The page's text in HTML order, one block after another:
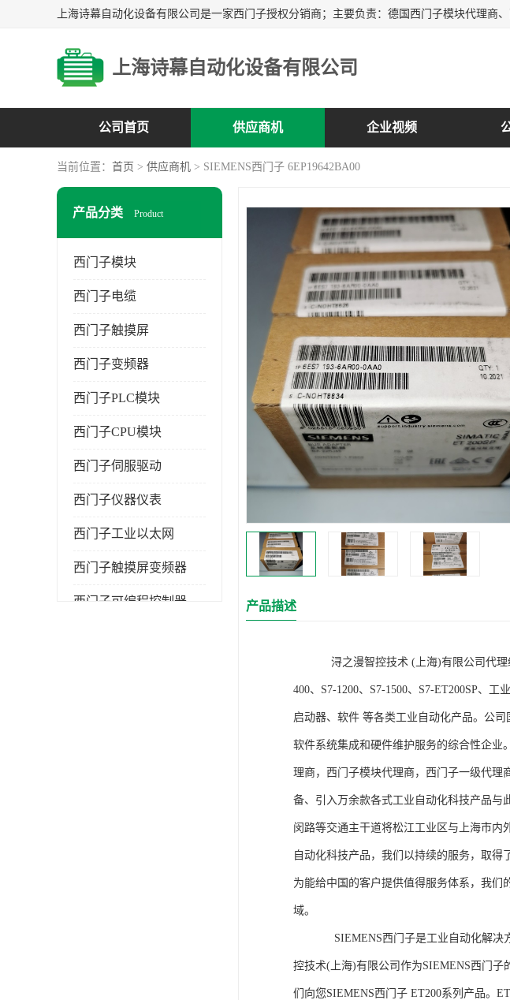
上海诗幕自动化设备有限公司
公司首页 供应商机 企业视频
当前位置： 首页 > 供应商机 > SIEMENS西门子 6EP19642BA00
产品分类 Product
西门子模块
西门子电缆
西门子触摸屏
西门子变频器
西门子PLC模块
西门子CPU模块
西门子伺服驱动
西门子仪器仪表
西门子工业以太网
西门子触摸屏变频器
西门子可编程控制器 产品描述
浔之漫智控技术 (上海)有限公司代理经销
400、S7-1200、S7-1500、S7-ET200SP、
启动器、软件 等各类工业自动化产品。公
软件系统集成和硬件维护服务的综合性企业
理商，西门子模块代理商，西门子一级代理
备、引入万余款各式工业自动化科技产品与
闵路等交通主干道将松江工业区与上海市内
自动化科技产品，我们以持续的服务，取
为能给中国的客户提供值得服务体系，我们
域。
SIEMENS西门子是工业自动化解决方案
控技术(上海)有限公司作为SIEMENS西门
们向您SIEMENS西门子 ET200系列产品。